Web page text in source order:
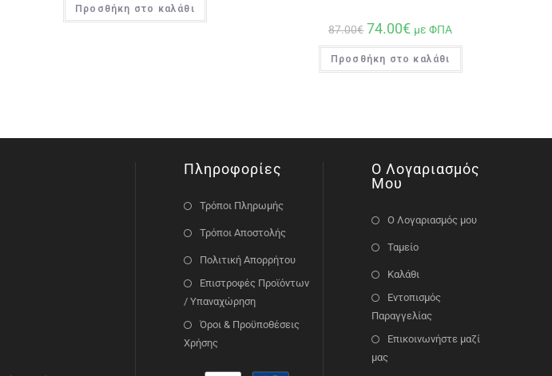
Προσθήκη στο καλάθι
87.00€ 74.00€ με ΦΠΑ
Προσθήκη στο καλάθι
Πληροφορίες
Τρόποι Πληρωμής
Τρόποι Αποστολής
Πολιτική Απορρήτου
Επιστροφές Προϊόντων
/ Υπαναχώρηση
Όροι & Προϋποθέσεις
Χρήσης
Ο Λογαριασμός
Μου
Ο Λογαριασμός μου
Ταμείο
Καλάθι
Εντοπισμός
Παραγγελίας
Επικοινωνήστε μαζί
μας